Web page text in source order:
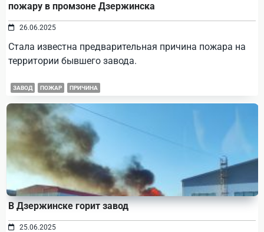
пожару в промзоне Дзержинска
26.06.2025
Стала известна предварительная причина пожара на
территории бывшего завода.
ЗАВОД ПОЖАР ПРИЧИНА
В Дзержинске горит завод
25.06.2025